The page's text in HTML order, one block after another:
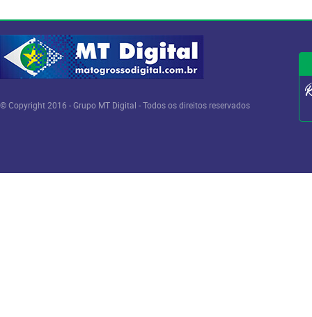
© Copyright 2016 - Grupo MT Digital - Todos os direitos reservados